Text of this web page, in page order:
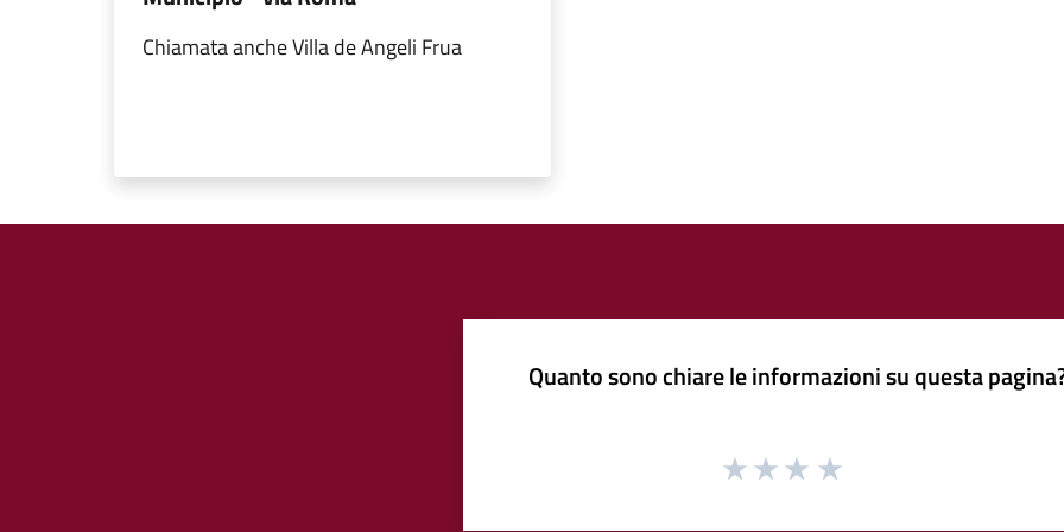
Chiamata anche Villa de Angeli Frua
Quanto sono chiare le informazioni su questa